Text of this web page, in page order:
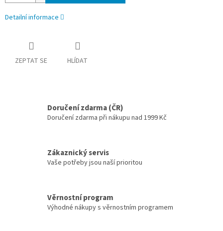
Detailní informace
ZEPTAT SE HLÍDAT
Doručení zdarma (ČR)
Doručení zdarma při nákupu nad 1999 Kč
Zákaznický servis
Vaše potřeby jsou naší prioritou
Věrnostní program
Výhodné nákupy s věrnostním programem